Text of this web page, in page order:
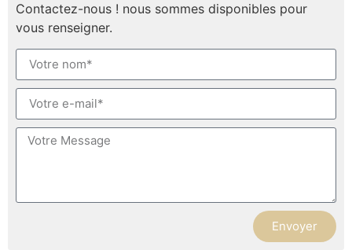
Contactez-nous ! nous sommes disponibles pour
vous renseigner.
Envoyer